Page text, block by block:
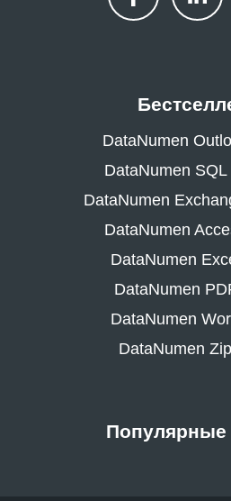
DataNumen
DataNumen
DataNumen
DataNumen
DataNumen
DataNumen
DataNumen
DataNumen
Популярные